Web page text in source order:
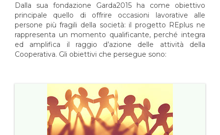
Dalla sua fondazione Garda2015 ha come obiettivo
principale quello di offrire occasioni lavorative alle
persone più fragili della società: il progetto REplus ne
rappresenta un momento qualificante, perché integra
ed amplifica il raggio d’azione delle attività della
Cooperativa. Gli obiettivi che persegue sono: